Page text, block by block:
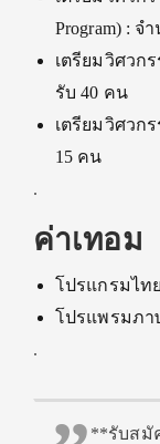
Program) : จ
เตรียมวิศวก
รับ 40 คน
เตรียมวิศวกร
15 คน
.
ค่าเทอม
โปรแกรมไท
โปรแพรมภา
.
**รับสมั